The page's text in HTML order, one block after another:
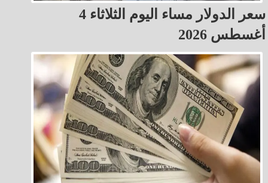
سعر الدولار مساء اليوم الثلاثاء 4
أغسطس 2026